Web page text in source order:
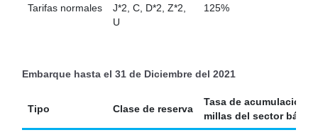
Tarifas normales
J*2, C, D*2, Z*2,
U
125%
Embarque hasta el 31 de Diciembre del 2021
Tipo Clase de reserva
Tasa de acumulación
millas del sector básico